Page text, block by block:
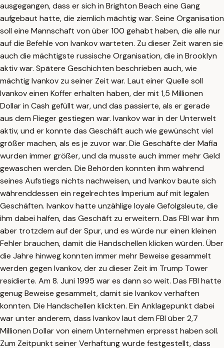
ausgegangen, dass er sich in Brighton Beach eine Gang
aufgebaut hatte, die ziemlich mächtig war. Seine Organisation
soll eine Mannschaft von über 100 gehabt haben, die alle nur
auf die Befehle von Ivankov warteten. Zu dieser Zeit waren sie
auch die mächtigste russische Organisation, die in Brooklyn
aktiv war. Spätere Geschichten beschrieben auch, wie
mächtig Ivankov zu seiner Zeit war. Laut einer Quelle soll
Ivankov einen Koffer erhalten haben, der mit 1,5 Millionen
Dollar in Cash gefüllt war, und das passierte, als er gerade
aus dem Flieger gestiegen war. Ivankov war in der Unterwelt
aktiv, und er konnte das Geschäft auch wie gewünscht viel
größer machen, als es je zuvor war. Die Geschäfte der Mafia
wurden immer größer, und da musste auch immer mehr Geld
gewaschen werden. Die Behörden konnten ihm während
seines Aufstiegs nichts nachweisen, und Ivankov baute sich
währenddessen ein regelrechtes Imperium auf mit legalen
Geschäften. Ivankov hatte unzählige loyale Gefolgsleute, die
ihm dabei halfen, das Geschäft zu erweitern. Das FBI war ihm
aber trotzdem auf der Spur, und es würde nur einen kleinen
Fehler brauchen, damit die Handschellen klicken würden. Über
die Jahre hinweg konnten immer mehr Beweise gesammelt
werden gegen Ivankov, der zu dieser Zeit im Trump Tower
residierte. Am 8. Juni 1995 war es dann so weit. Das FBI hatte
genug Beweise gesammelt, damit sie Ivankov verhaften
konnten. Die Handschellen klickten. Ein Anklagepunkt dabei
war unter anderem, dass Ivankov laut dem FBI über 2,7
Millionen Dollar von einem Unternehmen erpresst haben soll.
Zum Zeitpunkt seiner Verhaftung wurde festgestellt, dass